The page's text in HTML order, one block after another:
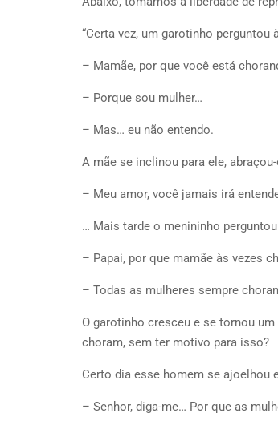
“Certa vez, um garotinho perguntou
– Mamãe, por que você está
– Porque sou mulher…
– Mas… eu não entendo.
A mãe se inclinou para ele,
– Meu amor, você jamais irá
… Mais tarde o menininho
– Papai, por que mamãe às vezes
– Todas as mulheres sempre
O garotinho cresceu e se tornou
choram, sem ter motivo para isso?
Certo dia esse homem se ajoelhou
– Senhor, diga-me… Por que as